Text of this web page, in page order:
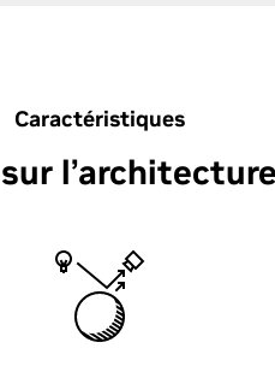
Caractéristiques